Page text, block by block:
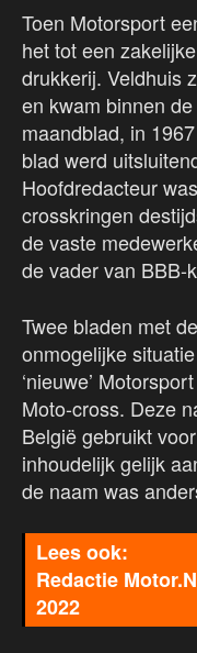
Toen Motorsport
het tot een
drukkerij. Veldhuis
en kwam binnen
maandblad, in
blad werd
Hoofdredacteur
crosskringen
de vaste
de vader van BBB-
Twee bladen met
onmogelijke
‘nieuwe’
Moto-cross. Deze
België gebruikt
inhoudelijk gelijk
de naam was
Redactie
2022